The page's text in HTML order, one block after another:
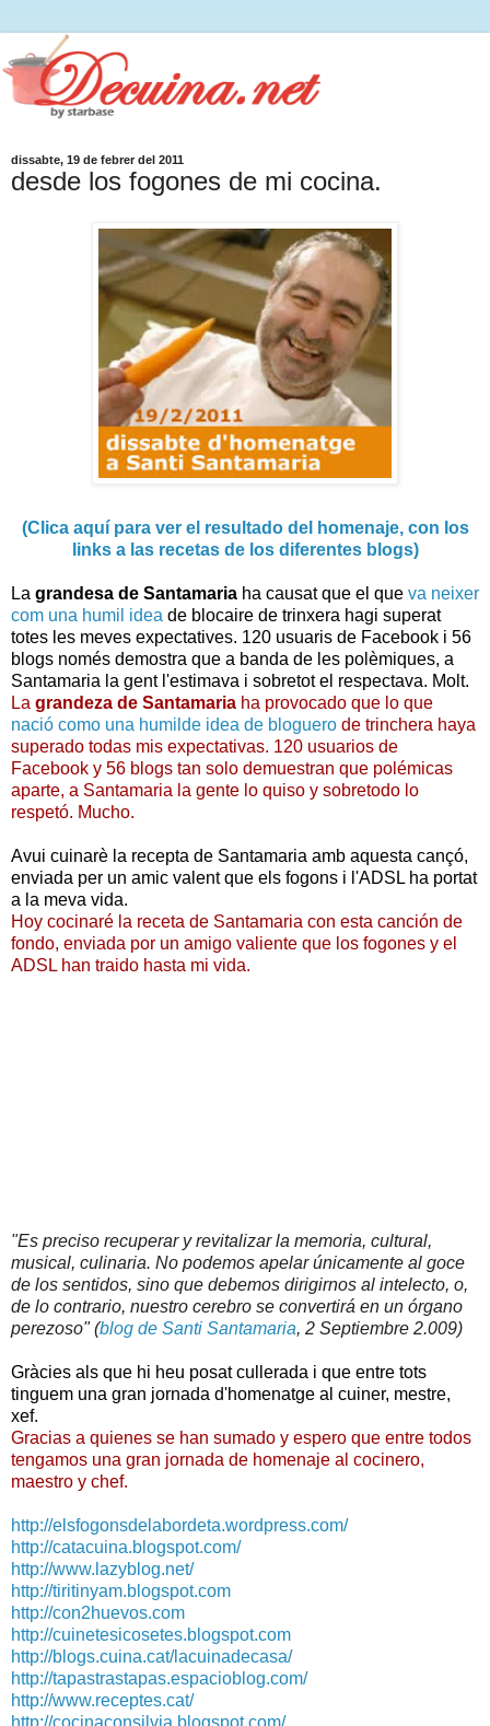
dissabte, 19 de febrer del 2011
desde los fogones de mi cocina.
(Clica aquí para ver el resultado del homenaje, con los
links a las recetas de los diferentes blogs)
La grandesa de Santamaria ha causat que el que va neixer
com una humil idea de blocaire de trinxera hagi superat
totes les meves expectatives. 120 usuaris de Facebook i 56
blogs només demostra que a banda de les polèmiques, a
Santamaria la gent l'estimava i sobretot el respectava. Molt.
La grandeza de Santamaria ha provocado que lo que
nació como una humilde idea de bloguero de trinchera haya
superado todas mis expectativas. 120 usuarios de
Facebook y 56 blogs tan solo demuestran que polémicas
aparte, a Santamaria la gente lo quiso y sobretodo lo
respetó. Mucho.
Avui cuinarè la recepta de Santamaria amb aquesta cançó,
enviada per un amic valent que els fogons i l'ADSL ha portat
a la meva vida.
Hoy cocinaré la receta de Santamaria con esta canción de
fondo, enviada por un amigo valiente que los fogones y el
ADSL han traido hasta mi vida.
"Es preciso recuperar y revitalizar la memoria, cultural,
musical, culinaria. No podemos apelar únicamente al goce
de los sentidos, sino que debemos dirigirnos al intelecto, o,
de lo contrario, nuestro cerebro se convertirá en un órgano
perezoso" (blog de Santi Santamaria, 2 Septiembre 2.009)
Gràcies als que hi heu posat cullerada i que entre tots
tinguem una gran jornada d'homenatge al cuiner, mestre,
xef.
Gracias a quienes se han sumado y espero que entre todos
tengamos una gran jornada de homenaje al cocinero,
maestro y chef.
http://elsfogonsdelabordeta.wordpress.com/
http://catacuina.blogspot.com/
http://www.lazyblog.net/
http://tiritinyam.blogspot.com
http://con2huevos.com
http://cuinetesicosetes.blogspot.com
http://blogs.cuina.cat/lacuinadecasa/
http://tapastrastapas.espacioblog.com/
http://www.receptes.cat/